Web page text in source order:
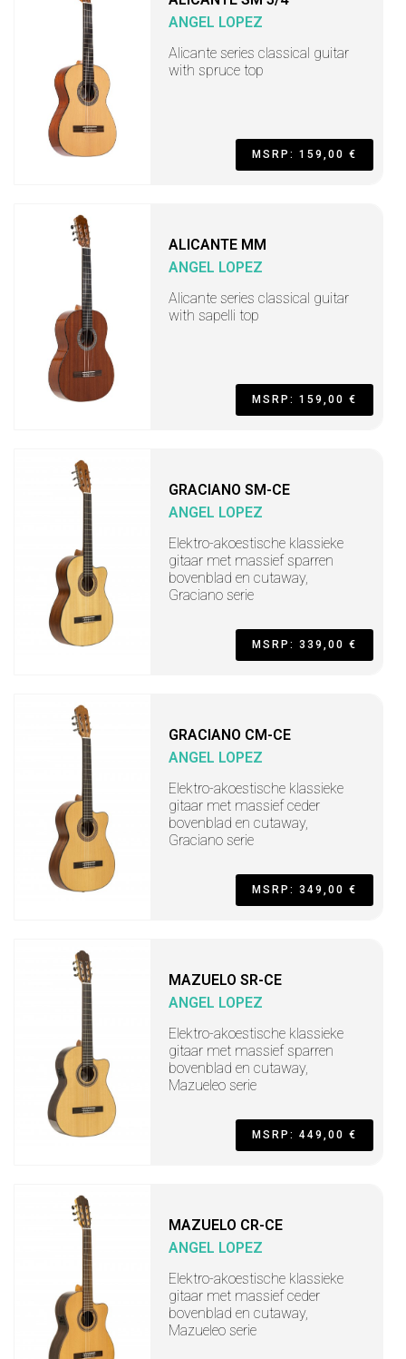
ANGEL LOPEZ
Alicante series classical guitar
with spruce top
MSRP: 159,00 €
ALICANTE MM
ANGEL LOPEZ
Alicante series classical guitar
with sapelli top
MSRP: 159,00 €
GRACIANO SM-CE
ANGEL LOPEZ
Elektro-akoestische klassieke
gitaar met massief sparren
bovenblad en cutaway,
Graciano serie
MSRP: 339,00 €
GRACIANO CM-CE
ANGEL LOPEZ
Elektro-akoestische klassieke
gitaar met massief ceder
bovenblad en cutaway,
Graciano serie
MSRP: 349,00 €
MAZUELO SR-CE
ANGEL LOPEZ
Elektro-akoestische klassieke
gitaar met massief sparren
bovenblad en cutaway,
Mazueleo serie
MSRP: 449,00 €
MAZUELO CR-CE
ANGEL LOPEZ
Elektro-akoestische klassieke
gitaar met massief ceder
bovenblad en cutaway,
Mazueleo serie